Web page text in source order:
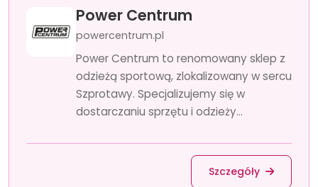
Power Centrum
powercentrum.pl
Power Centrum to renomowany sklep z
odzieżą sportową, zlokalizowany w sercu
Szprotawy. Specjalizujemy się w
dostarczaniu sprzętu i odzieży...
Szczegóły